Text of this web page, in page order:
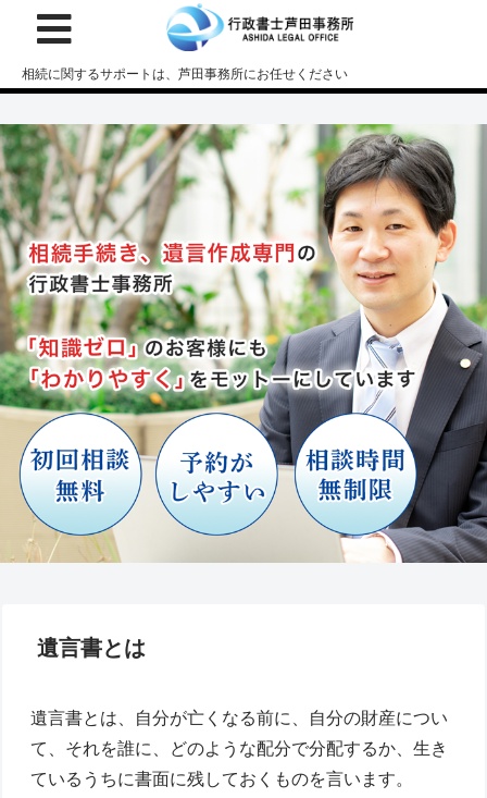
相続に関するサポートは、芦田事務所にお任せください
遺言書とは
遺言書とは、自分が亡くなる前に、自分の財産につい
て、それを誰に、どのような配分で分配するか、生き
ているうちに書面に残しておくものを言います。